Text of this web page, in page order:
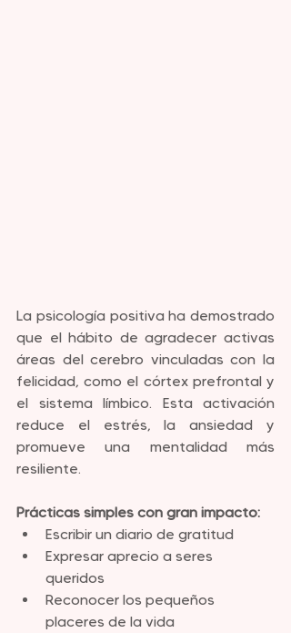
La psicología positiva ha demostrado
que el hábito de agradecer activas
áreas del cerebro vinculadas con la
felicidad, como el córtex prefrontal y
el sistema límbico. Esta activación
reduce el estrés, la ansiedad y
promueve una mentalidad más
resiliente.
Prácticas simples con gran impacto:
Escribir un diario de gratitud
Expresar aprecio a seres
queridos
Reconocer los pequeños
placeres de la vida